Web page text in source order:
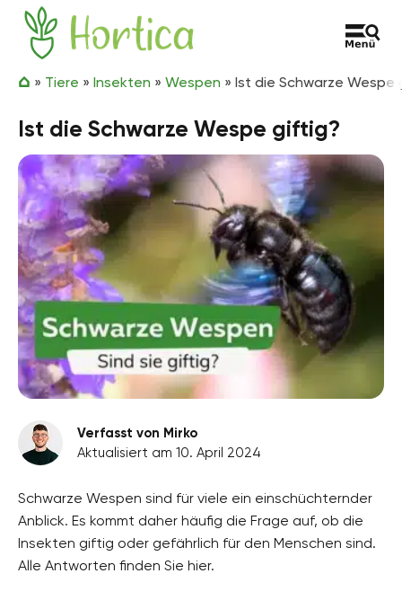
Zum Inhalt springen
Hortica
» Tiere » Insekten » Wespen » Ist die Schwarze Wespe
Ist die Schwarze Wespe giftig?
Verfasst von Mirko
Aktualisiert am 10. April 2024
Schwarze Wespen sind für viele ein einschüchternder
Anblick. Es kommt daher häufig die Frage auf, ob die
Insekten giftig oder gefährlich für den Menschen sind.
Alle Antworten finden Sie hier.